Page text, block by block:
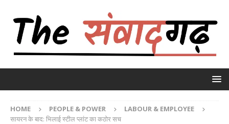
HOME PEOPLE & POWER
LABOUR & EMPLOYEE
सायरन के बाद: भिलाई स्टील प्लांट का कठोर सच